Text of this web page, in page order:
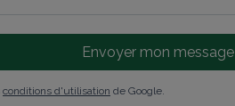
Envoyer mon message
conditions d'utilisation de Google.